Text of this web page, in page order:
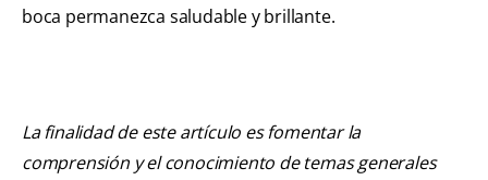
boca permanezca saludable y brillante.
La finalidad de este artículo es fomentar la
comprensión y el conocimiento de temas generales